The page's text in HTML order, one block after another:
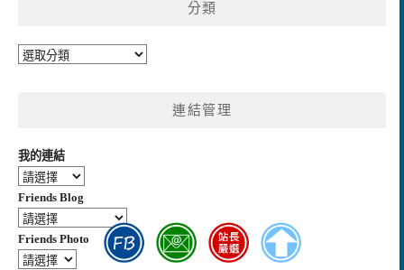
分類
分
連結管理
我的連結
Friends Blog
Friends Photo